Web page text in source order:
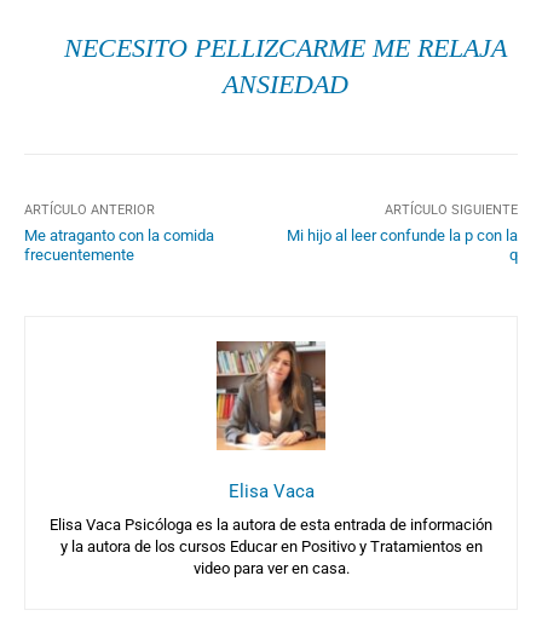
NECESITO PELLIZCARME ME RELAJA
ANSIEDAD
ARTÍCULO ANTERIOR
Me atraganto con la comida
frecuentemente
ARTÍCULO SIGUIENTE
Mi hijo al leer confunde la p con la
q
Elisa Vaca
Elisa Vaca Psicóloga es la autora de esta entrada de información
y la autora de los cursos Educar en Positivo y Tratamientos en
video para ver en casa.